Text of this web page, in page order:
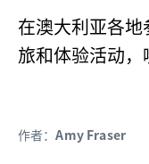
在澳大利亚各
旅和体验活动，
作者：Amy Fraser